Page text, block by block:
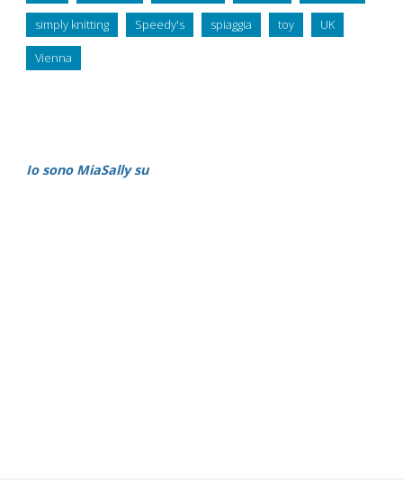
simply knitting Speedy's spiaggia toy UK
Vienna
Io sono MiaSally su